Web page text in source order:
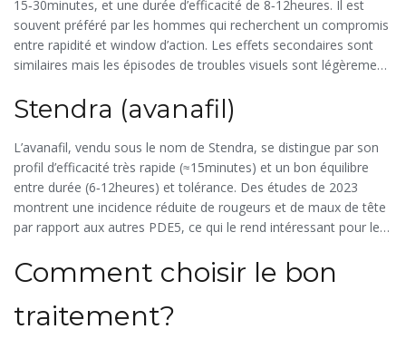
15‑30minutes, et une durée d’efficacité de 8‑12heures. Il est
souvent préféré par les hommes qui recherchent un compromis
entre rapidité et window d’action. Les effets secondaires sont
similaires mais les épisodes de troubles visuels sont légèrement
Stendra (avanafil)
L’avanafil, vendu sous le nom de Stendra, se distingue par son
profil d’efficacité très rapide (≈15minutes) et un bon équilibre
entre durée (6‑12heures) et tolérance. Des études de 2023
montrent une incidence réduite de rougeurs et de maux de tête
par rapport aux autres PDE5, ce qui le rend intéressant pour les
Comment choisir le bon
traitement?